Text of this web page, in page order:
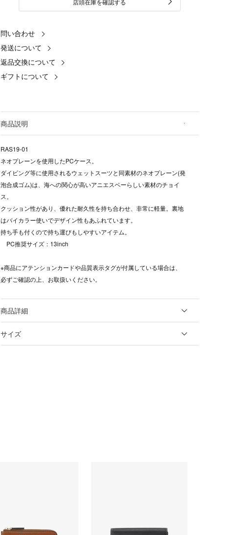
店頭在庫を確認する
問い合わせ
発送について
返品交換について
ギフトについて
商品説明
RAS19-01
ネオプレーンを使用したPCケース。
ダイビング等に使用されるウェットスーツと同素材のネオプレーン(発
泡合成ゴム)は、海への関心が高いアニエスベーらしい素材のチョイ
ス。
クッション性があり、優れた耐久性を持ち合わせ、非常に軽量。裏地
はバイカラー使いでデザイン性もあふれています。
持ち手も付くので持ち運びもしやすいアイテム。
PC推奨サイズ：13inch
※商品にアテンションカードや品質表示タグが付属している場合は、
必ずご確認の上、お取扱いください。
商品詳細
サイズ